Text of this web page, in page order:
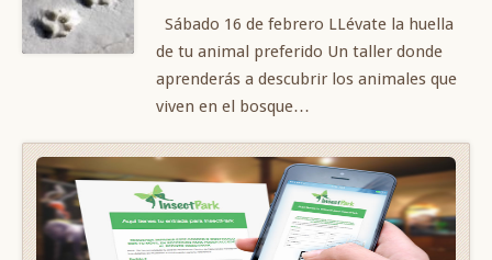
Sábado 16 de febrero LLévate la huella
de tu animal preferido Un taller donde
aprenderás a descubrir los animales que
viven en el bosque…